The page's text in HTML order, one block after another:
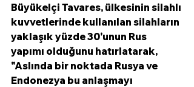
Büyükelçi Tavares, ülkesinin silahlı
kuvvetlerinde kullanılan silahların
yaklaşık yüzde 30'unun Rus
yapımı olduğunu hatırlatarak,
"Aslında bir noktada Rusya ve
Endonezya bu anlaşmayı